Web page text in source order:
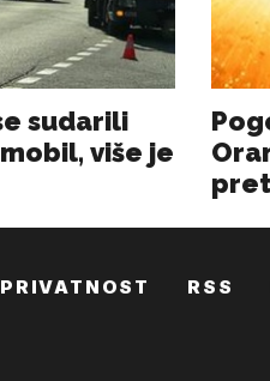
PRIVATNOST RSS